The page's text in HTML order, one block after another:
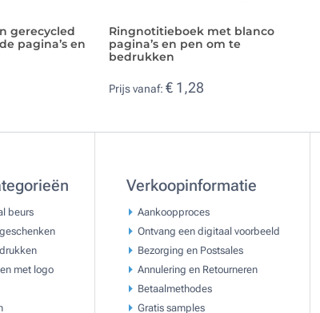
gerecycled
pagina’s en
Ringnotitieboek met blanco
pagina’s en pen om te
bedrukken
Prijs vanaf: € 1,28
beurs
met logo
Verkoopinformatie
Aankoopproces
Ontvang een digitaal voorbeeld
Bezorging en Postsales
Annulering en Retourneren
Betaalmethodes
Gratis samples